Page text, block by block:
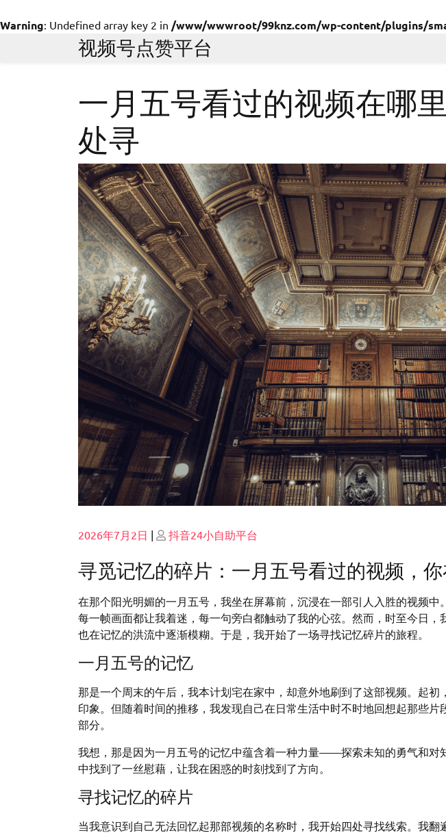
Warning: Undefined array key 2 in /www/wwwroot/99knz.com/wp-content/plugins/
视频号点赞平台
一月五号看过的视频在哪
处寻
Posted
2026年7月2日 | Posted
抖音24小自助平台
寻觅记忆的碎片：一月五号看过的视频，你
在那个阳光明媚的一月五号，我坐在屏幕前，沉浸在一部引人入胜的视频中
每一帧画面都让我着迷，每一句旁白都触动了我的心弦。然而，时至今日
也在记忆的洪流中逐渐模糊。于是，我开始了一场寻找记忆碎片的旅程。
一月五号的记忆
那是一个周末的午后，我本计划宅在家中，却意外地刷到了这部视频。起
印象。但随着时间的推移，我发现自己在日常生活中时不时地回想起那些
部分。
我想，那是因为一月五号的记忆中蕴含着一种力量——探索未知的勇气和对
中找到了一丝慰藉，让我在困惑的时刻找到了方向。
寻找记忆的碎片
当我意识到自己无法回忆起那部视频的名称时，我开始四处寻找线索。我